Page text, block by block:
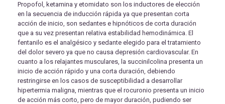
Propofol, ketamina y etomidato son los inductores de elección
en la secuencia de inducción rápida ya que presentan corta
acción de inicio, son sedantes e hipnóticos de corta duración
que a su vez presentan relativa estabilidad hemodinámica. El
fentanilo es el analgésico y sedante elegido para el tratamiento
del dolor severo ya que no causa depresión cardiovascular. En
cuanto a los relajantes musculares, la succinilcolina presenta un
inicio de acción rápido y una corta duración, debiendo
restringirse en los casos de susceptibilidad a desarrollar
hipertermia maligna, mientras que el rocuronio presenta un inicio
de acción más corto, pero de mayor duración, pudiendo ser